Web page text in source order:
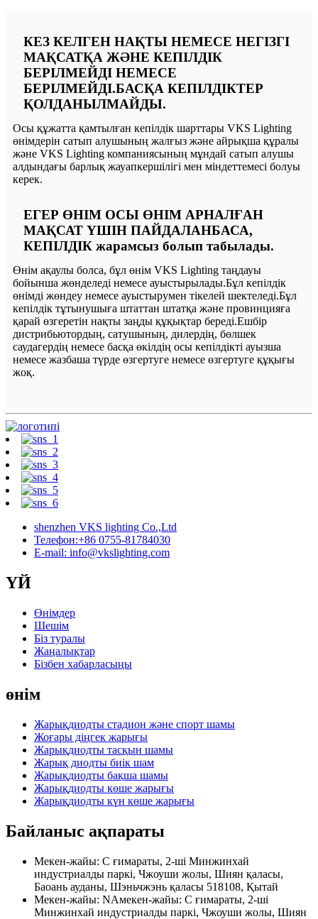
КЕЗ КЕЛГЕН НАҚТЫ НЕМЕСЕ НЕГІЗГІ
МАҚСАТҚА ЖӘНЕ КЕПІЛДІК
БЕРІЛМЕЙДІ НЕМЕСЕ
БЕРІЛМЕЙДІ.БАСҚА КЕПІЛДІКТЕР
ҚОЛДАНЫЛМАЙДЫ.
Осы құжатта қамтылған кепілдік шарттары VKS Lighting
өнімдерін сатып алушының жалғыз және айрықша құралы
және VKS Lighting компаниясының мұндай сатып алушы
алдындағы барлық жауапкершілігі мен міндеттемесі болуы
керек.
ЕГЕР ӨНІМ ОСЫ ӨНІМ АРНАЛҒАН
МАҚСАТ ҮШІН ПАЙДАЛАНБАСА,
КЕПІЛДІК жарамсыз болып табылады.
Өнім ақаулы болса, бұл өнім VKS Lighting таңдауы
бойынша жөнделеді немесе ауыстырылады.Бұл кепілдік
өнімді жөндеу немесе ауыстырумен тікелей шектеледі.Бұл
кепілдік тұтынушыға штаттан штатқа және провинцияға
қарай өзгеретін нақты заңды құқықтар береді.Ешбір
дистрибьютордың, сатушының, дилердің, бөлшек
саудагердің немесе басқа өкілдің осы кепілдікті ауызша
немесе жазбаша түрде өзгертуге немесе өзгертуге құқығы
жоқ.
shenzhen VKS lighting Co.,Ltd
Телефон:+86 0755-81784030
E-mail: info@vkslighting.com
ҮЙ
Өнімдер
Шешім
Біз туралы
Жаңалықтар
Бізбен хабарласыңы
өнім
Жарықдиодты стадион және спорт шамы
Жоғары діңгек жарығы
Жарықдиодты тасқын шамы
Жарық диодты биік шам
Жарықдиодты бақша шамы
Жарықдиодты көше жарығы
Жарықдиодты күн көше жарығы
Байланыс ақпараты
Мекен-жайы: С ғимараты, 2-ші Минжинхай
индустриалды паркі, Чжоуши жолы, Шиян қаласы,
Баоань ауданы, Шэньчжэнь қаласы 518108, Қытай
Мекен-жайы: NAмекен-жайы: С ғимараты, 2-ші
Минжинхай индустриалды паркі, Чжоуши жолы, Шиян